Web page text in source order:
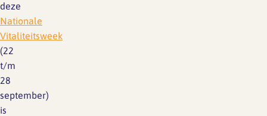
deze
Nationale
Vitaliteitsweek
(22
t/m
28
september)
is